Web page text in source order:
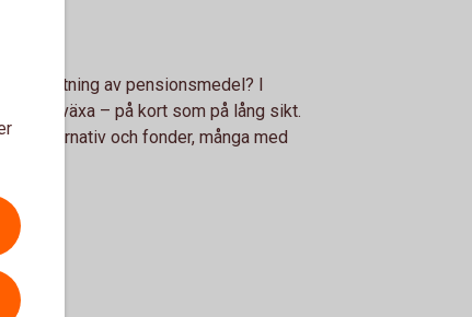
förvaltning av pensionsmedel? I
växa – på kort som på lång sikt.
och fonder, många med